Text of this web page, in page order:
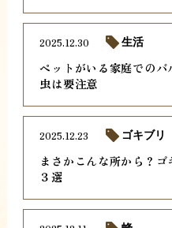
ペットがいる家庭での
虫は要注意
2025.12.30 生活
まさかこんな所から？
３選
2025.12.23 ゴキブリ